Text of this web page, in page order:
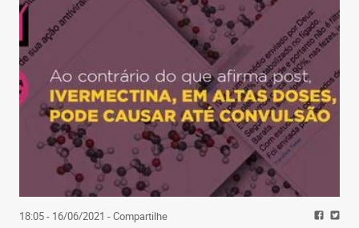
04:00 - 08/10/2021 - Compartilhe
Primeiro livro infantil de Manoel de Barros ganha
nova edição ilustrada